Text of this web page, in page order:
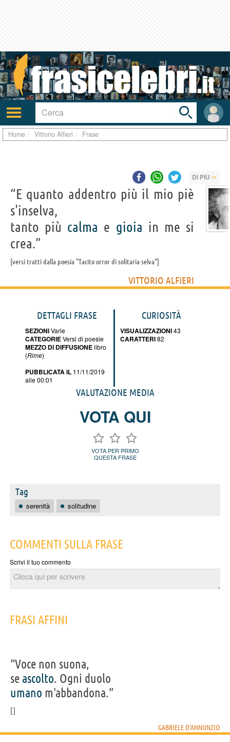
Attiva/disattiva
navigazione
User
area
Toggle
search
bar
Home Vittorio Alfieri Frase
DI PIÙ ››
“E quanto addentro più il mio piè
s'inselva,
tanto più calma e gioia in me si
crea.”
versi tratti dalla poesia "Tacito orror di solitaria selva"
VITTORIO ALFIERI
DETTAGLI FRASE
SEZIONIVarie
CATEGORIEVersi di poesie
MEZZO DI DIFFUSIONElibro
(Rime)
PUBBLICATA IL 11/11/2019
alle 00:01
CURIOSITÀ
VISUALIZZAZIONI43
CARATTERI82
VALUTAZIONE MEDIA
VOTA QUI
VOTA PER PRIMO
QUESTA FRASE
Tag
serenità solitudine
COMMENTI SULLA FRASE
Scrivi il tuo commento
FRASI AFFINI
“Voce non suona,
se ascolto. Ogni duolo
umano m'abbandona.”
GABRIELE D'ANNUNZIO